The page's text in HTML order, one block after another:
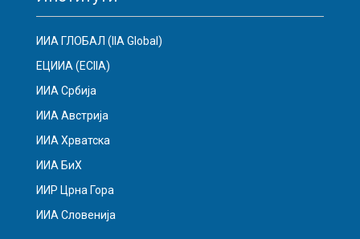
ИИА ГЛОБАЛ (IIA Global)
ЕЦИИА (ECIIA)
ИИА Србија
ИИА Австрија
ИИА Хрватска
ИИА БиХ
ИИР Црна Гора
ИИА Словенија